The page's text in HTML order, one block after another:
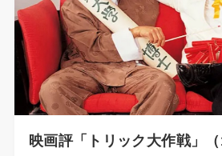
映画評「トリック大作戦」（